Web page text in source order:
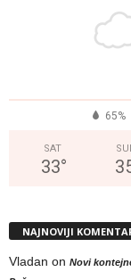
65%
SAT
33°
NAJNOVIJI
Vladan on Novi